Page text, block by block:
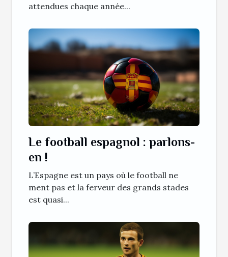
attendues chaque année...
Le football espagnol : parlons-
en !
L’Espagne est un pays où le football ne
ment pas et la ferveur des grands stades
est quasi...